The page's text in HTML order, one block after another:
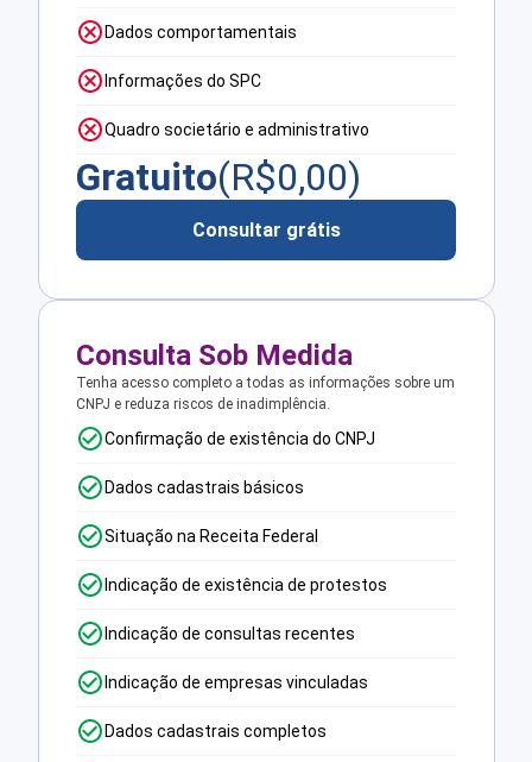
Dados comportamentais
Informações do SPC
Quadro societário e administrativo
Gratuito(R$0,00)
Consultar grátis
Consulta Sob Medida
Tenha acesso completo a todas as informações sobre um
CNPJ e reduza riscos de inadimplência.
Confirmação de existência do CNPJ
Dados cadastrais básicos
Situação na Receita Federal
Indicação de existência de protestos
Indicação de consultas recentes
Indicação de empresas vinculadas
Dados cadastrais completos